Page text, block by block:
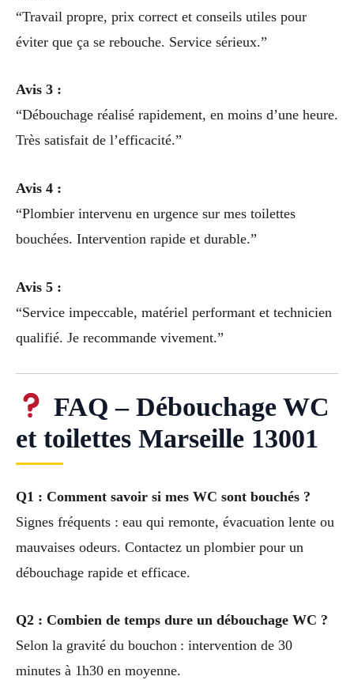
“Travail propre, prix correct et conseils utiles pour
éviter que ça se rebouche. Service sérieux.”
Avis 3 :
“Débouchage réalisé rapidement, en moins d’une heure.
Très satisfait de l’efficacité.”
Avis 4 :
“Plombier intervenu en urgence sur mes toilettes
bouchées. Intervention rapide et durable.”
Avis 5 :
“Service impeccable, matériel performant et technicien
qualifié. Je recommande vivement.”
FAQ – Débouchage WC
et toilettes Marseille 13001
Q1 : Comment savoir si mes WC sont bouchés ?
Signes fréquents : eau qui remonte, évacuation lente ou
mauvaises odeurs. Contactez un plombier pour un
débouchage rapide et efficace.
Q2 : Combien de temps dure un débouchage WC ?
Selon la gravité du bouchon : intervention de 30
minutes à 1h30 en moyenne.